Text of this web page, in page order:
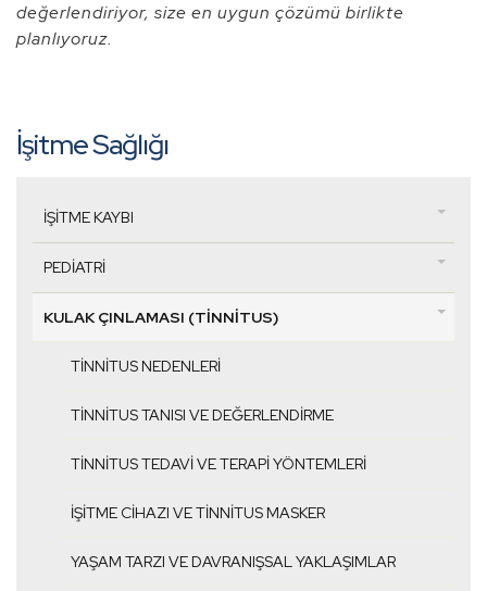
değerlendiriyor, size en uygun çözümü birlikte
planlıyoruz.
İşitme Sağlığı
İŞITME KAYBI
PEDIATRI
KULAK ÇINLAMASI (TINNITUS)
TINNITUS NEDENLERI
TINNITUS TANISI VE DEĞERLENDIRME
TINNITUS TEDAVI VE TERAPI YÖNTEMLERI
İŞITME CIHAZI VE TINNITUS MASKER
YAŞAM TARZI VE DAVRANIŞSAL YAKLAŞIMLAR